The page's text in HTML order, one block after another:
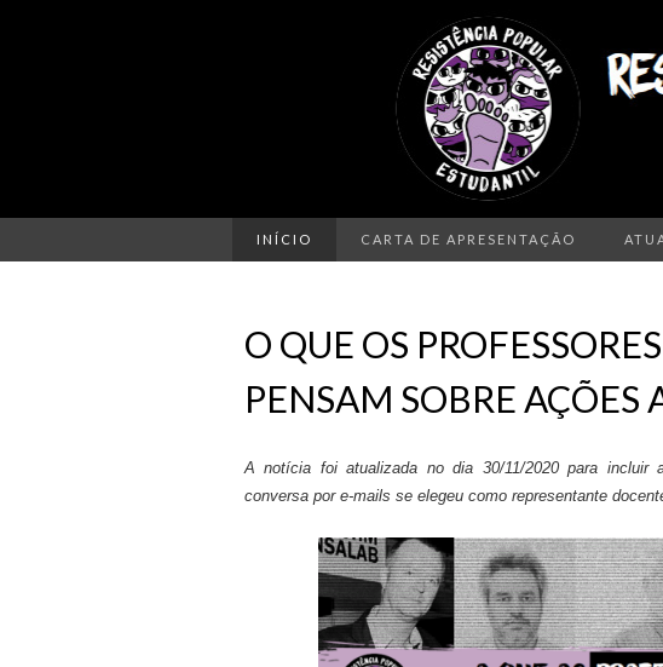
INÍCIO CARTA DE APRESENTAÇÃO
O QUE OS
PENSAM SOBRE AÇÕES
A notícia foi atualizada no dia 30/11/2020 para incluir
conversa por e-mails se elegeu como representante